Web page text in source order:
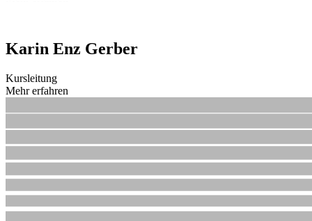
Karin Enz Gerber
Kursleitung
Mehr erfahren